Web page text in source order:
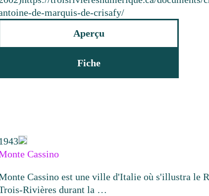
de-marquis-de-crisafy/
Aperçu
Fiche
Cassino
Cassino est une ville d'Italie où s'illustra le
Rivières durant la …